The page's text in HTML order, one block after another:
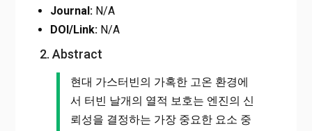
Journal:N/A
DOI/Link:N/A
2. Abstract
현대 가스터빈의 가혹한 고온 환경에
서 터빈 날개의 열적 보호는 엔진의 신
뢰성을 결정하는 가장 중요한 요소 중